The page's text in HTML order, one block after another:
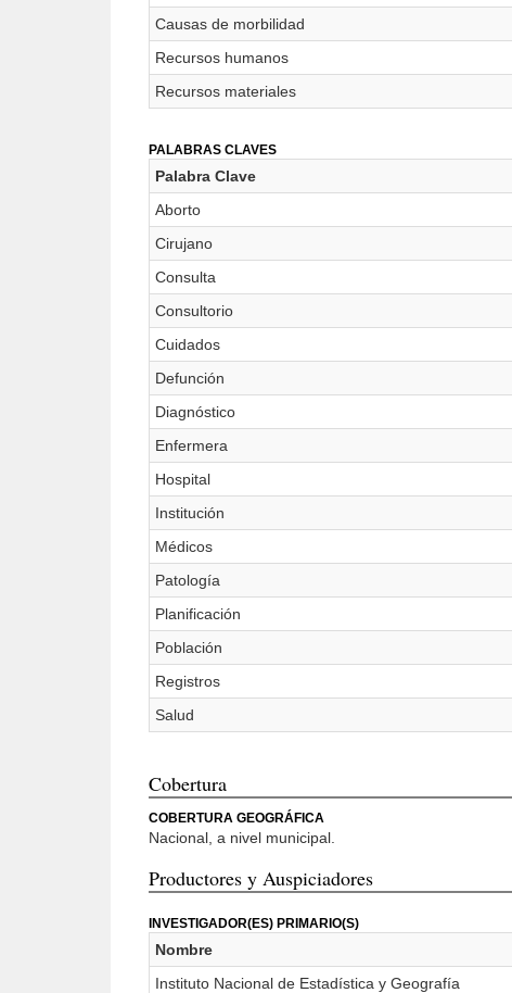
Causas de morbilidad
Recursos humanos
Recursos materiales
PALABRAS CLAVES
Palabra Clave
Aborto
Cirujano
Consulta
Consultorio
Cuidados
Defunción
Diagnóstico
Enfermera
Hospital
Institución
Médicos
Patología
Planificación
Población
Registros
Salud
Cobertura
COBERTURA GEOGRÁFICA
Nacional, a nivel municipal.
Productores y Auspiciadores
INVESTIGADOR(ES) PRIMARIO(S)
Nombre
Instituto Nacional de Estadística y Geografía